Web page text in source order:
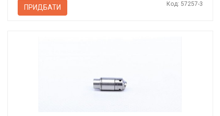
ПРИДБАТИ Код: 57257-3